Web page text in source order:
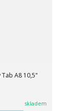
A8 10,5"
skladem